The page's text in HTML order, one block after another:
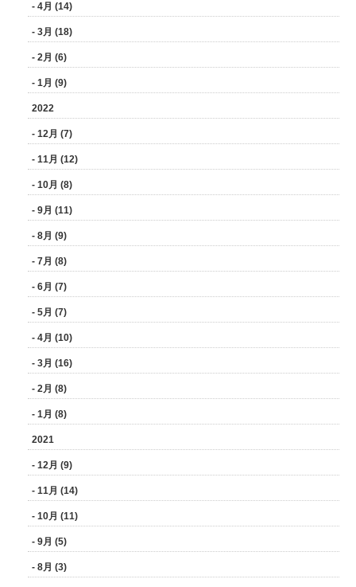
- 4月 (14)
- 3月 (18)
- 2月 (6)
- 1月 (9)
2022
- 12月 (7)
- 11月 (12)
- 10月 (8)
- 9月 (11)
- 8月 (9)
- 7月 (8)
- 6月 (7)
- 5月 (7)
- 4月 (10)
- 3月 (16)
- 2月 (8)
- 1月 (8)
2021
- 12月 (9)
- 11月 (14)
- 10月 (11)
- 9月 (5)
- 8月 (3)